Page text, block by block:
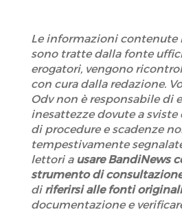
Le informazioni contenute
sono tratte dalla fonte
erogatori, vengono
con cura dalla redazione.
Odv non è responsabile di
inesattezze dovute a
di procedure e scadenze
tempestivamente
lettori a usare BandiNews
strumento di
di riferirsi alle fonti originali
documentazione e